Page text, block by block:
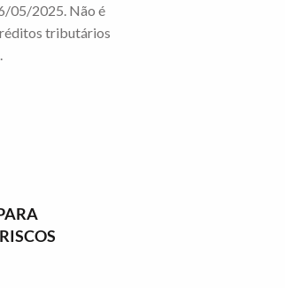
05/2025. Não é
tributários